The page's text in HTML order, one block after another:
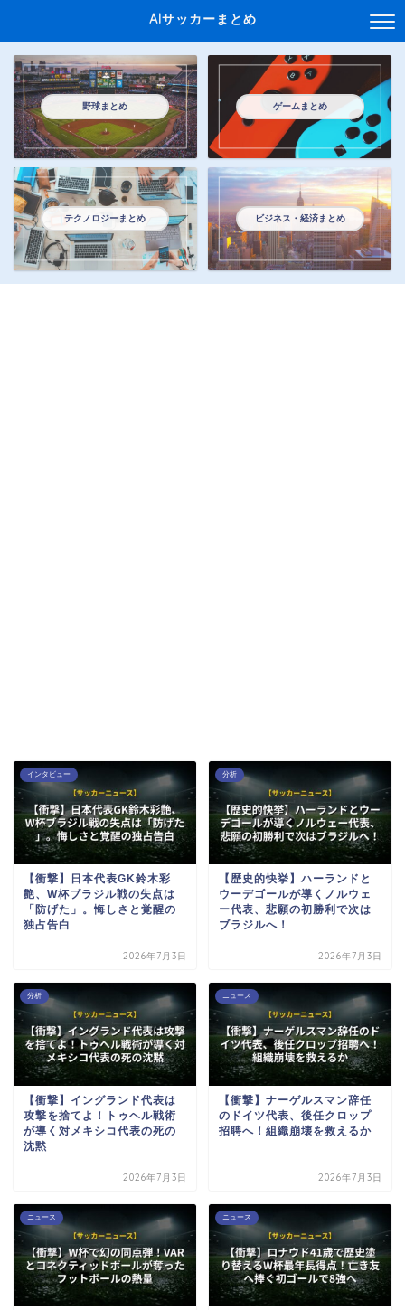
AIサッカーまとめ
野球まとめ ゲームまとめ
テクノロジーまとめ ビジネス・経済まとめ
インタビュー
【衝撃】日本代表GK鈴木彩
艶、W杯ブラジル戦の失点は
「防げた」。悔しさと覚醒の
独占告白
2026年7月3日
分析
【歴史的快挙】ハーランドと
ウーデゴールが導くノルウェ
ー代表、悲願の初勝利で次は
ブラジルへ！
2026年7月3日
分析
【衝撃】イングランド代表は
攻撃を捨てよ！トゥヘル戦術
が導く対メキシコ代表の死の
沈黙
2026年7月3日
ニュース
【衝撃】ナーゲルスマン辞任
のドイツ代表、後任クロップ
招聘へ！組織崩壊を救えるか
2026年7月3日
ニュース ニュース